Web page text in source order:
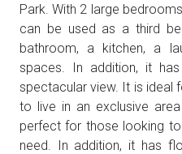
Park. With 2 large
can be used as a third
bathroom, a kitchen, a
spaces. In addition, it
spectacular view. It is ideal
to live in an exclusive
perfect for those looking
need. In addition, it has